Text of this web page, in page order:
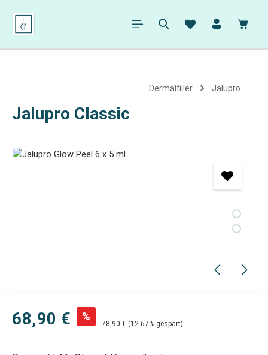
springen
Dermalfiller Jalupro
Jalupro Classic
Bildergalerie überspringen
68,90 € %
78,90 € (12.67% gespart)